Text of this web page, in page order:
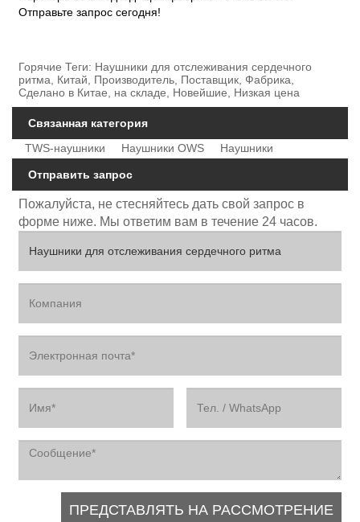
Отправьте запрос сегодня!
Горячие Теги: Наушники для отслеживания сердечного
ритма, Китай, Производитель, Поставщик, Фабрика,
Сделано в Китае, на складе, Новейшие, Низкая цена
Связанная категория
TWS-наушники
Наушники OWS Наушники
Отправить запрос
Пожалуйста, не стесняйтесь дать свой запрос в
форме ниже. Мы ответим вам в течение 24 часов.